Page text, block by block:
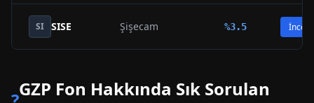
SI SISE Şişecam %3.5 İncele
GZP Fon Hakkında Sık Sorulan